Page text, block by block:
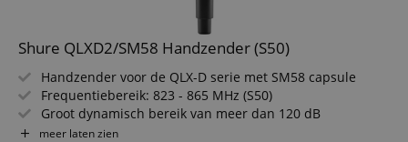
Shure QLXD2/SM58 Handzender (S50)
Handzender voor de QLX-D serie met SM58 capsule
Frequentiebereik: 823 - 865 MHz (S50)
Groot dynamisch bereik van meer dan 120 dB
AES 256-bit encryptie voor een afluisterveilige
meer laten zien